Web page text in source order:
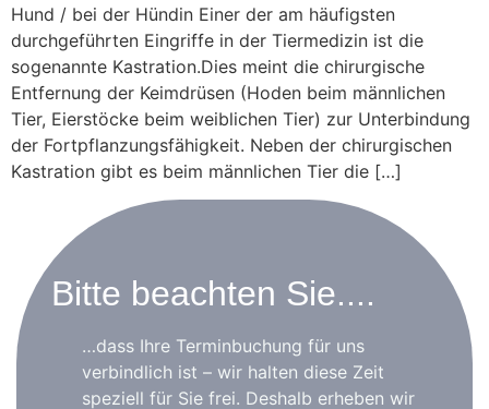
Hund / bei der Hündin Einer der am häufigsten
durchgeführten Eingriffe in der Tiermedizin ist die
sogenannte Kastration.Dies meint die chirurgische
Entfernung der Keimdrüsen (Hoden beim männlichen
Tier, Eierstöcke beim weiblichen Tier) zur Unterbindung
der Fortpflanzungsfähigkeit. Neben der chirurgischen
Kastration gibt es beim männlichen Tier die […]
Bitte beachten Sie....
…dass Ihre Terminbuchung für uns
verbindlich ist – wir halten diese Zeit
speziell für Sie frei. Deshalb erheben wir